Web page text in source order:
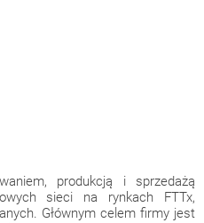
produkcją i sprzedażą
sieci na rynkach FTTx,
Głównym celem firmy jest